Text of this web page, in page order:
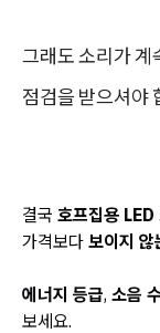
그래도 소리가
점검을 받으셔야
결국 호프집용 LED
가격보다 보이지 않
에너지 등급, 소음
보세요.